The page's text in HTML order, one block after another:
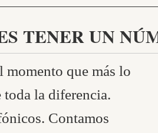
TENER UN
momento que más lo
toda la diferencia.
Contamos